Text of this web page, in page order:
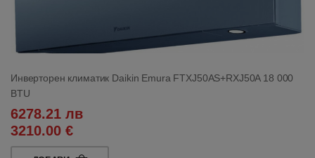
Инверторен климатик Daikin Emura FTXJ50AS+RXJ50A 18 000
BTU
6278.21 лв
3210.00 €